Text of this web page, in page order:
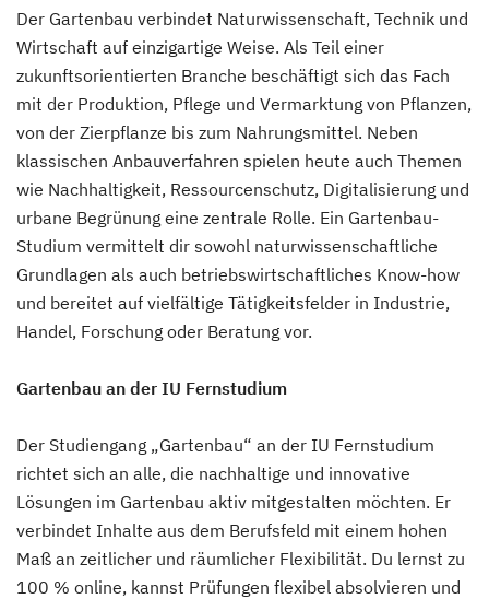
Der Gartenbau verbindet Naturwissenschaft, Technik und
Wirtschaft auf einzigartige Weise. Als Teil einer
zukunftsorientierten Branche beschäftigt sich das Fach
mit der Produktion, Pflege und Vermarktung von Pflanzen,
von der Zierpflanze bis zum Nahrungsmittel. Neben
klassischen Anbauverfahren spielen heute auch Themen
wie Nachhaltigkeit, Ressourcenschutz, Digitalisierung und
urbane Begrünung eine zentrale Rolle. Ein Gartenbau-
Studium vermittelt dir sowohl naturwissenschaftliche
Grundlagen als auch betriebswirtschaftliches Know-how
und bereitet auf vielfältige Tätigkeitsfelder in Industrie,
Handel, Forschung oder Beratung vor.
Gartenbau an der IU Fernstudium
Der Studiengang „Gartenbau“ an der IU Fernstudium
richtet sich an alle, die nachhaltige und innovative
Lösungen im Gartenbau aktiv mitgestalten möchten. Er
verbindet Inhalte aus dem Berufsfeld mit einem hohen
Maß an zeitlicher und räumlicher Flexibilität. Du lernst zu
100 % online, kannst Prüfungen flexibel absolvieren und